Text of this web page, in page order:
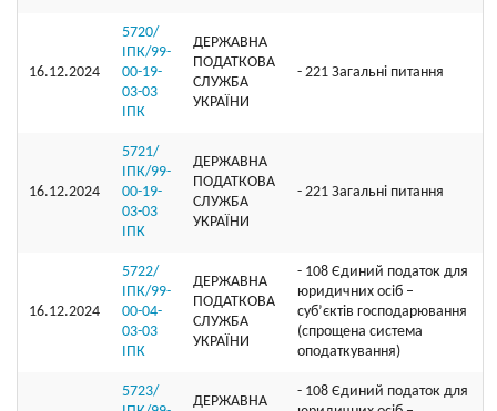
16.12.2024
5720/
ІПК/99-
00-19-
03-03
ІПК
ДЕРЖАВНА
ПОДАТКОВА
СЛУЖБА
УКРАЇНИ
- 221 Загальні питання
16.12.2024
5721/
ІПК/99-
00-19-
03-03
ІПК
ДЕРЖАВНА
ПОДАТКОВА
СЛУЖБА
УКРАЇНИ
- 221 Загальні питання
16.12.2024
5722/
ІПК/99-
00-04-
03-03
ІПК
ДЕРЖАВНА
ПОДАТКОВА
СЛУЖБА
УКРАЇНИ
- 108 Єдиний податок для
юридичних осіб –
суб’єктів господарювання
(спрощена система
оподаткування)
5723/
ДЕРЖАВНА
- 108 Єдиний податок для